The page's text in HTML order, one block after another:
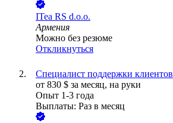
ITea RS d.o.o.
Армения
Можно без резюме
Откликнуться
Специалист поддержки клиентов
от 830 $ за месяц, на руки
Опыт 1-3 года
Выплаты: Раз в месяц